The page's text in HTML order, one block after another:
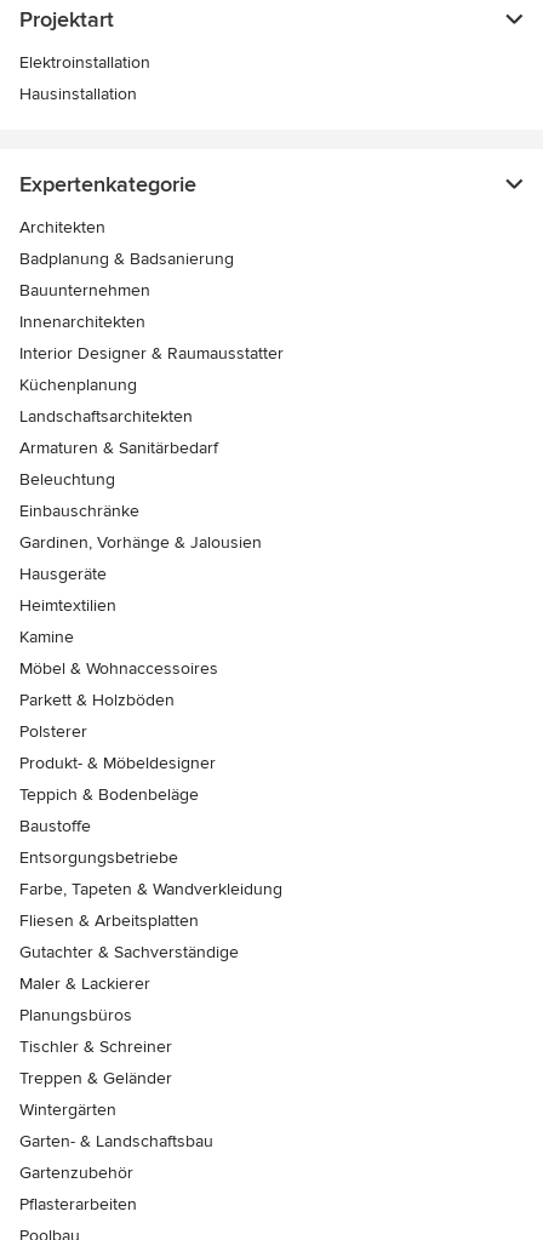
Projektart
Elektroinstallation
Hausinstallation
Expertenkategorie
Architekten
Badplanung & Badsanierung
Bauunternehmen
Innenarchitekten
Interior Designer & Raumausstatter
Küchenplanung
Landschaftsarchitekten
Armaturen & Sanitärbedarf
Beleuchtung
Einbauschränke
Gardinen, Vorhänge & Jalousien
Hausgeräte
Heimtextilien
Kamine
Möbel & Wohnaccessoires
Parkett & Holzböden
Polsterer
Produkt- & Möbeldesigner
Teppich & Bodenbeläge
Baustoffe
Entsorgungsbetriebe
Farbe, Tapeten & Wandverkleidung
Fliesen & Arbeitsplatten
Gutachter & Sachverständige
Maler & Lackierer
Planungsbüros
Tischler & Schreiner
Treppen & Geländer
Wintergärten
Garten- & Landschaftsbau
Gartenzubehör
Pflasterarbeiten
Poolbau